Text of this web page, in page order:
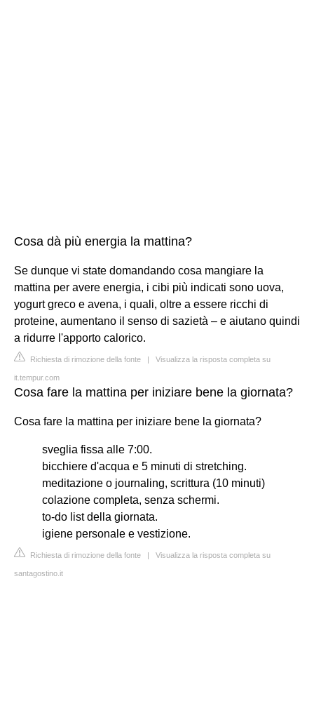
Cosa dà più energia la mattina?
Se dunque vi state domandando cosa mangiare la
mattina per avere energia, i cibi più indicati sono uova,
yogurt greco e avena, i quali, oltre a essere ricchi di
proteine, aumentano il senso di sazietà – e aiutano quindi
a ridurre l'apporto calorico.
Richiesta di rimozione della fonte | Visualizza la risposta completa su
it.tempur.com
Cosa fare la mattina per iniziare bene la giornata?
Cosa fare la mattina per iniziare bene la giornata?
sveglia fissa alle 7:00.
bicchiere d'acqua e 5 minuti di stretching.
meditazione o journaling, scrittura (10 minuti)
colazione completa, senza schermi.
to-do list della giornata.
igiene personale e vestizione.
Richiesta di rimozione della fonte | Visualizza la risposta completa su
santagostino.it